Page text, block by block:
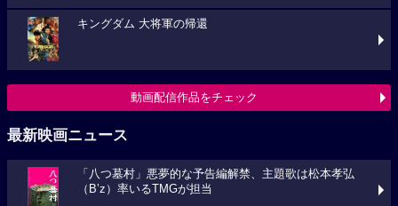
キングダム 大将軍の帰還
動画配信作品をチェック
最新映画ニュース
「八つ墓村」悪夢的な予告編解禁、主題歌は松本孝弘
（B’z）率いるTMGが担当